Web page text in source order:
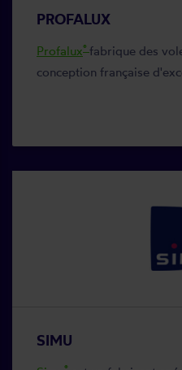
PROFALUX
Profalux® fabrique des
conception française
SIMU